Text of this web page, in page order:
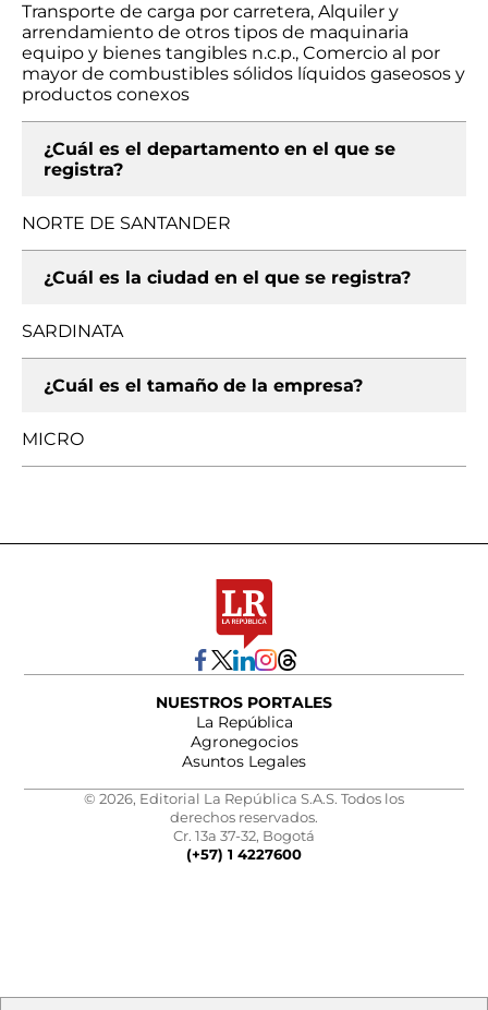
Transporte de carga por carretera, Alquiler y
arrendamiento de otros tipos de maquinaria
equipo y bienes tangibles n.c.p., Comercio al por
mayor de combustibles sólidos líquidos gaseosos y
productos conexos
¿Cuál es el departamento en el que se
registra?
NORTE DE SANTANDER
¿Cuál es la ciudad en el que se registra?
SARDINATA
¿Cuál es el tamaño de la empresa?
MICRO
NUESTROS PORTALES
La República
Agronegocios
Asuntos Legales
© 2026, Editorial La República S.A.S. Todos los
derechos reservados.
Cr. 13a 37-32, Bogotá
(+57) 1 4227600